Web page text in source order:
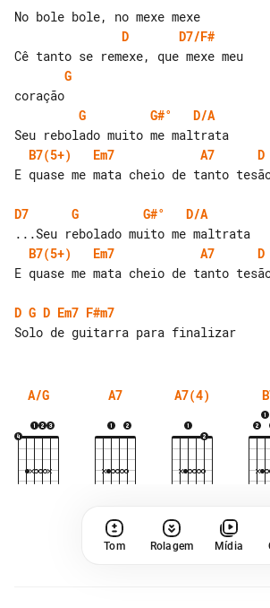
D
D7/F#
G
G
G#°
D/A
B7(5+)
Em7 A7
D
E quase me mata cheio de tanto
D7 G G#°
D/A
B7(5+)
Em7 A7
D
E quase me mata cheio de tanto
D G D Em7 F#m7
A/G A7 A7(4)
Tom Rolagem Mídia